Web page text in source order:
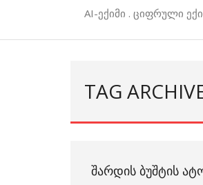
AI-ექიმი . ციფრული
TAG
ᲨᲐᲠᲓᲘᲡ ᲑᲣᲨᲢᲘᲡ